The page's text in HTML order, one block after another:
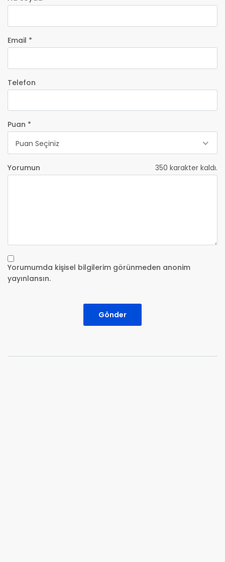
Email *
Telefon
Puan *
Puan Seçiniz
Yorumun 350 karakter kaldı.
Yorumumda kişisel bilgilerim görünmeden anonim
yayınlansın.
Gönder